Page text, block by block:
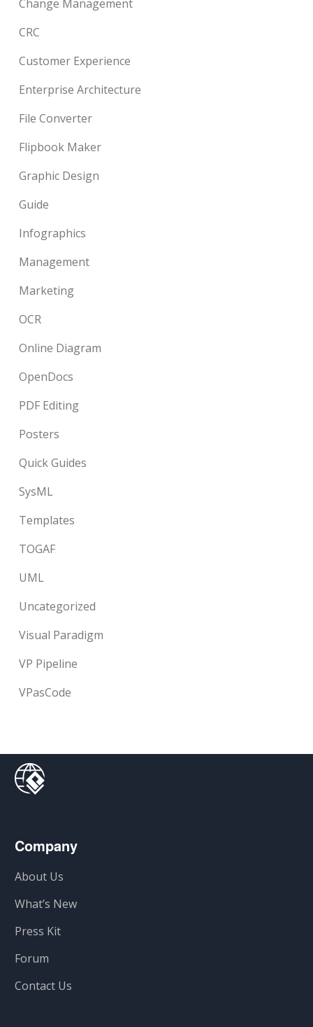
Change Management
CRC
Customer Experience
Enterprise Architecture
File Converter
Flipbook Maker
Graphic Design
Guide
Infographics
Management
Marketing
OCR
Online Diagram
OpenDocs
PDF Editing
Posters
Quick Guides
SysML
Templates
TOGAF
UML
Uncategorized
Visual Paradigm
VP Pipeline
VPasCode
Company
About Us
What’s New
Press Kit
Forum
Contact Us